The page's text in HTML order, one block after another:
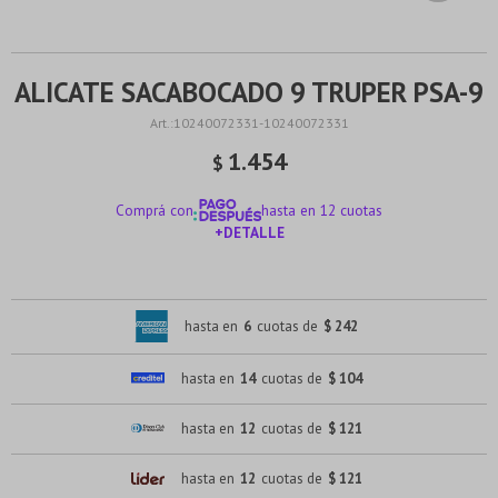
ALICATE SACABOCADO 9 TRUPER PSA-9
10240072331-10240072331
$ 1.454
Comprá con
hasta en 12 cuotas
+DETALLE
hasta en 6 cuotas de $ 242
hasta en 14 cuotas de $ 104
hasta en 12 cuotas de $ 121
hasta en 12 cuotas de $ 121